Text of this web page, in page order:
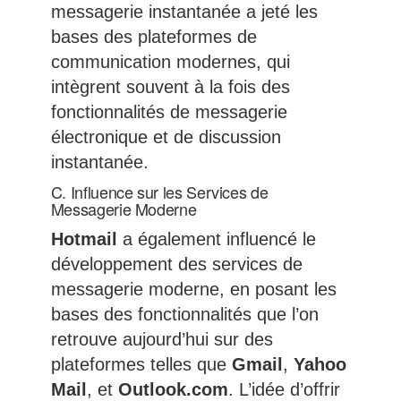
messagerie instantanée a jeté les
bases des plateformes de
communication modernes, qui
intègrent souvent à la fois des
fonctionnalités de messagerie
électronique et de discussion
instantanée.
C. Influence sur les Services de
Messagerie Moderne
Hotmail a également influencé le
développement des services de
messagerie moderne, en posant les
bases des fonctionnalités que l’on
retrouve aujourd’hui sur des
plateformes telles que Gmail , Yahoo
Mail , et Outlook.com. L’idée d’offrir